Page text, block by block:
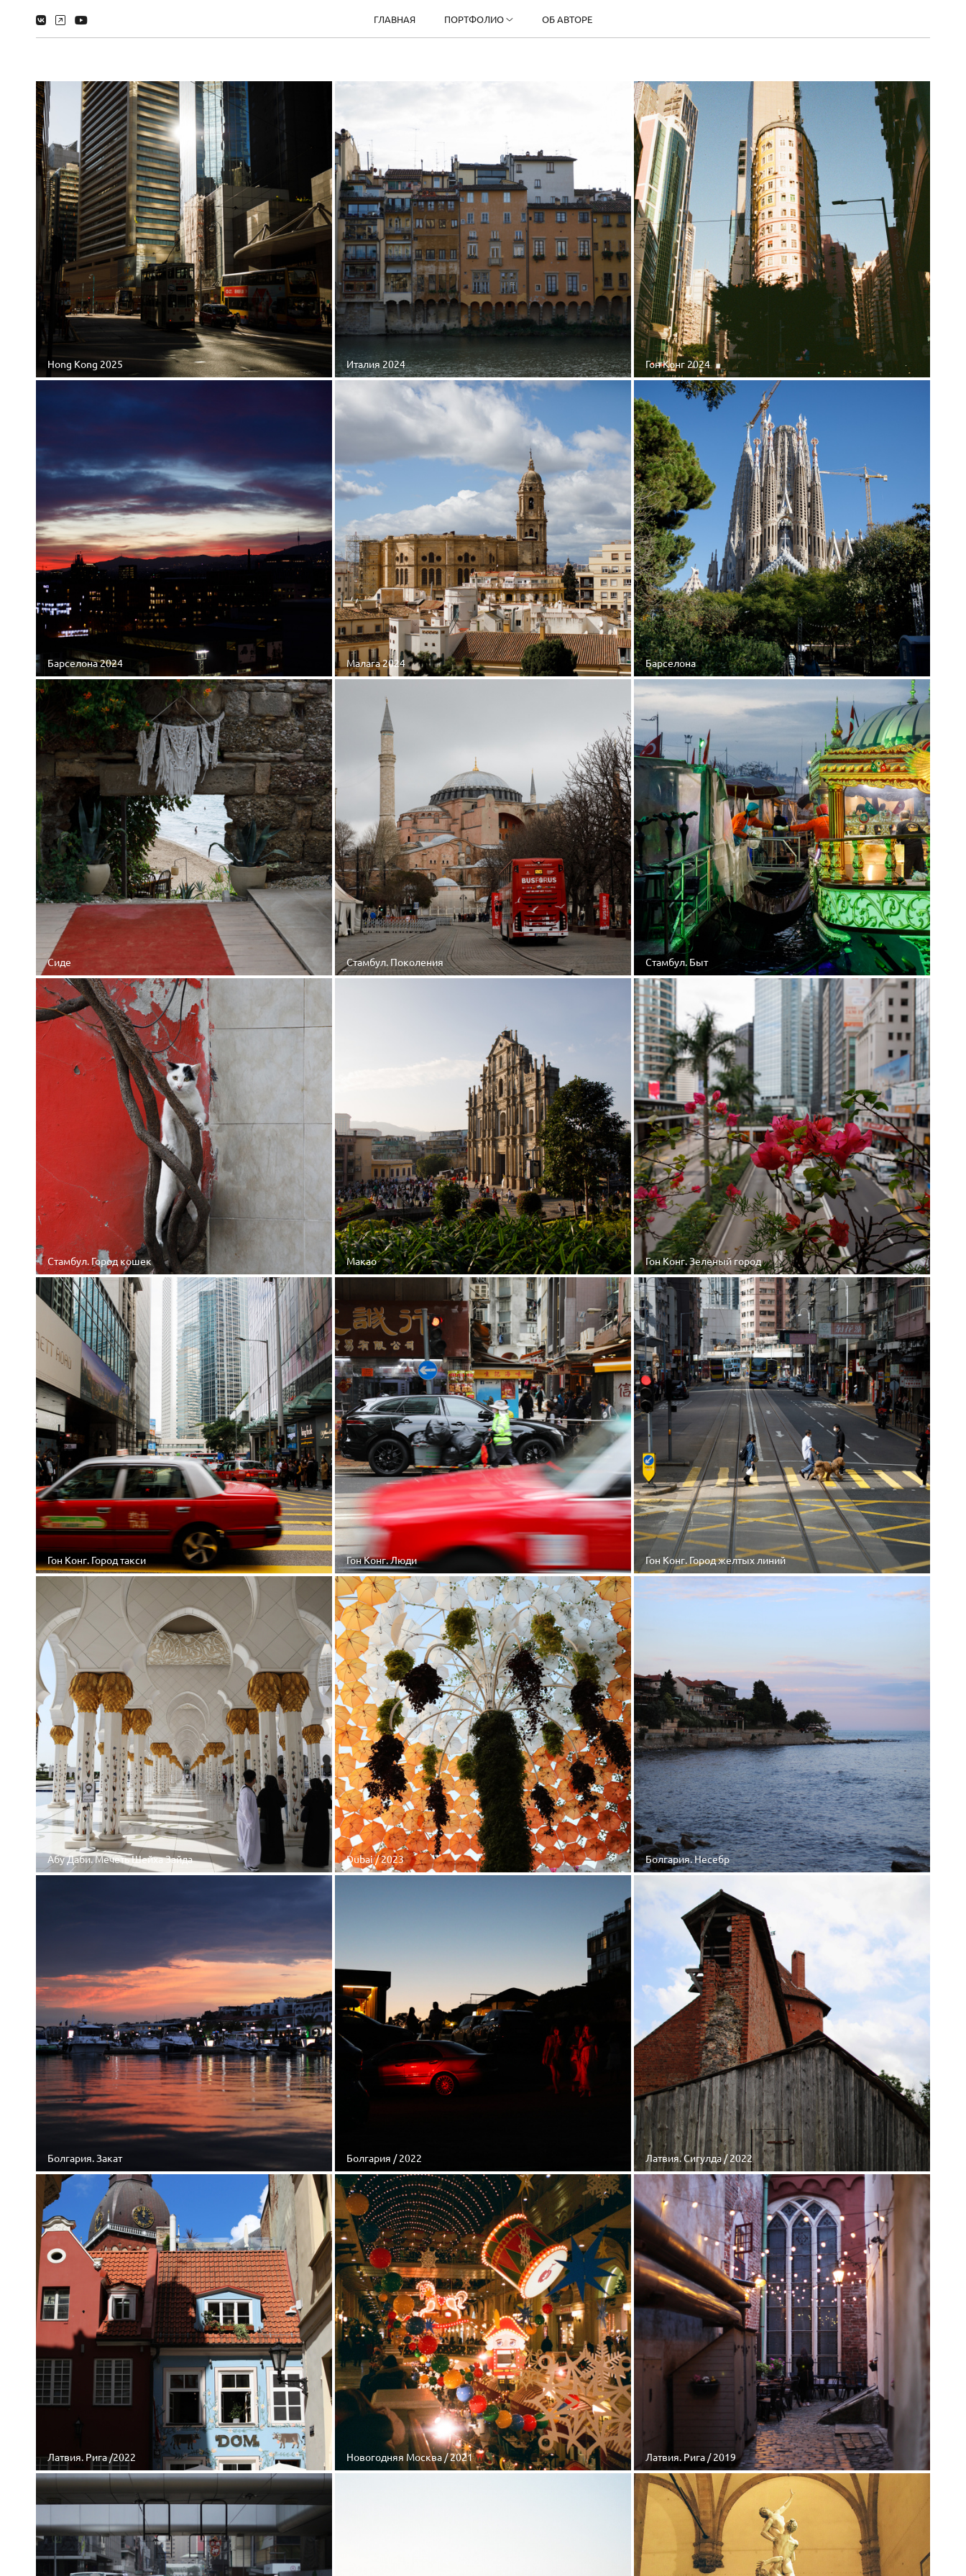
ГЛАВНАЯ ПОРТФОЛИО ОБ АВТОРЕ
Hong Kong 2025 Италия 2024 Гон Конг 2024
Барселона 2024 Малага 2024 Барселона
Сиде Стамбул. Поколения Стамбул. Быт
Стамбул. Город кошек Макао Гон Конг. Зеленый город
Гон Конг. Город такси Гон Конг. Люди Гон Конг. Город желтых линий
Абу Даби. Мечеть Шейха Зайда Dubai / 2023 Болгария. Несебр
Болгария. Закат Болгария / 2022 Латвия. Сигулда / 2022
Латвия. Рига /2022 Новогодняя Москва / 2021 Латвия. Рига / 2019